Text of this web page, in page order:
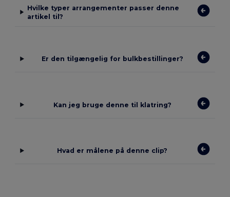
Hvilke typer arrangementer passer denne
artikel til?
Er den tilgængelig for bulkbestillinger?
Kan jeg bruge denne til klatring?
Hvad er målene på denne clip?